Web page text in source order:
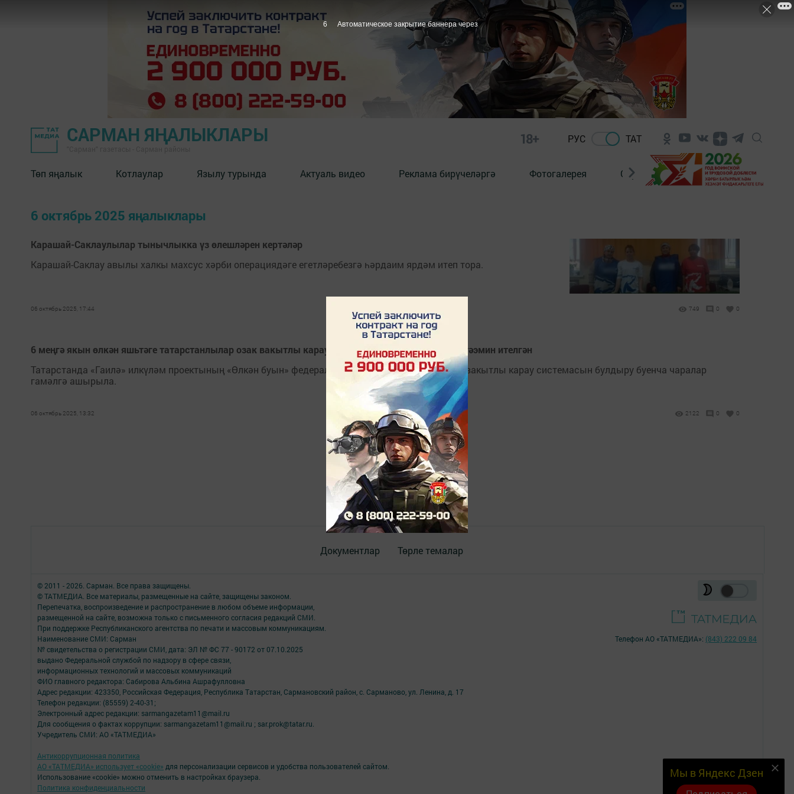
САРМАН ЯҢАЛЫКЛАРЫ 18+ РУС ТАТ
Төп яңалык Котлаулар Язылу турында Актуаль видео Реклама бирүчеләргә Фотогалерея Сораштыру
6 октябрь 2025 яңалыклары
Карашай-Саклаулылар тынычлыкка үз өлешләрен кертәләр
Карашай-Саклау авылы халкы махсус хәрби операциядәге егетләребезгә һәрдаим ярдәм итеп тора.
06 октябрь 2025, 17:44 749 0 0
6 меңгә якын өлкән яшьтәге татарстанлылар озак вакытлы карау системасы хезмәтләре белән тәэмин ителгән
Татарстанда «Гаилә» илкүләм проектының «Өлкән буын» федераль проекты кысаларында озак вакытлы карау системасын булдыру буенча чаралар
гамәлгә ашырыла.
06 октябрь 2025, 13:32 2122 0 0
Документлар Төрле темалар
Мы в Яндекс Дзен
© 2011 - 2026. Сарман. Все права защищены.
© ТАТМЕДИА. Все материалы, размещенные на сайте, защищены законом.
Перепечатка, воспроизведение и распространение в любом объеме информации,
размещенной на сайте, возможна только с письменного согласия редакций СМИ.
При поддержке Республиканского агентства по печати и массовым коммуникациям.
Наименование СМИ: Сарман
№ свидетельства о регистрации СМИ, дата: ЭЛ № ФС 77 - 90172 от 07.10.2025
выдано Федеральной службой по надзору в сфере связи,
информационных технологий и массовых коммуникаций
ФИО главного редактора: Сабирова Альбина Ашрафулловна
Адрес редакции: 423350, Российская Федерация, Республика Татарстан, Сармановский район, с. Сарманово, ул. Ленина, д. 17
Телефон редакции: (85559) 2-40-31;
Электронный адрес редакции: sarmangazetam11@mail.ru
Для сообщения о фактах коррупции: sarmangazetam11@mail.ru ; sar.prok@tatar.ru.
Учредитель СМИ: АО «ТАТМЕДИА»
Антикоррупционная политика
АО «ТАТМЕДИА» использует «cookie» для персонализации сервисов и удобства пользователей сайтом.
Использование «cookie» можно отменить в настройках браузера.
Политика конфиденциальности
Телефон АО «ТАТМЕДИА»: (843) 222 09 84
18+
6 Автоматическое закрытие баннера через